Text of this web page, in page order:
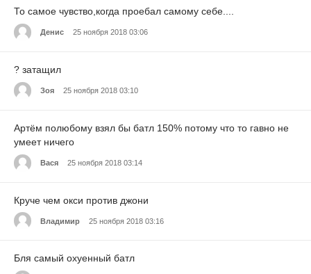
То самое чувство,когда проебал самому себе....
Денис 25 ноября 2018 03:06
? затащил
Зоя 25 ноября 2018 03:10
Артём полюбому взял бы батл 150% потому что то гавно не
умеет ничего
Вася 25 ноября 2018 03:14
Круче чем окси против джони
Владимир 25 ноября 2018 03:16
Бля самый охуенный батл